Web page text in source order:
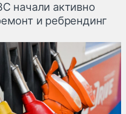
начали активно
и ребрендинг